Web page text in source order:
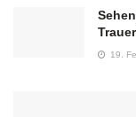
19.